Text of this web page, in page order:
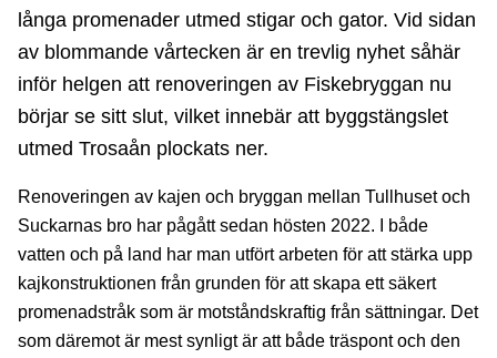
långa promenader utmed stigar och gator. Vid sidan
av blommande vårtecken är en trevlig nyhet såhär
inför helgen att renoveringen av Fiskebryggan nu
börjar se sitt slut, vilket innebär att byggstängslet
utmed Trosaån plockats ner.
Renoveringen av kajen och bryggan mellan Tullhuset och
Suckarnas bro har pågått sedan hösten 2022. I både
vatten och på land har man utfört arbeten för att stärka upp
kajkonstruktionen från grunden för att skapa ett säkert
promenadstråk som är motståndskraftig från sättningar. Det
som däremot är mest synligt är att både träspont och den